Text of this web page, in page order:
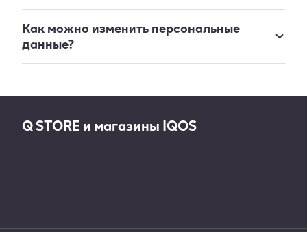
Как можно изменить персональные
данные?
Q STORE и магазины IQOS